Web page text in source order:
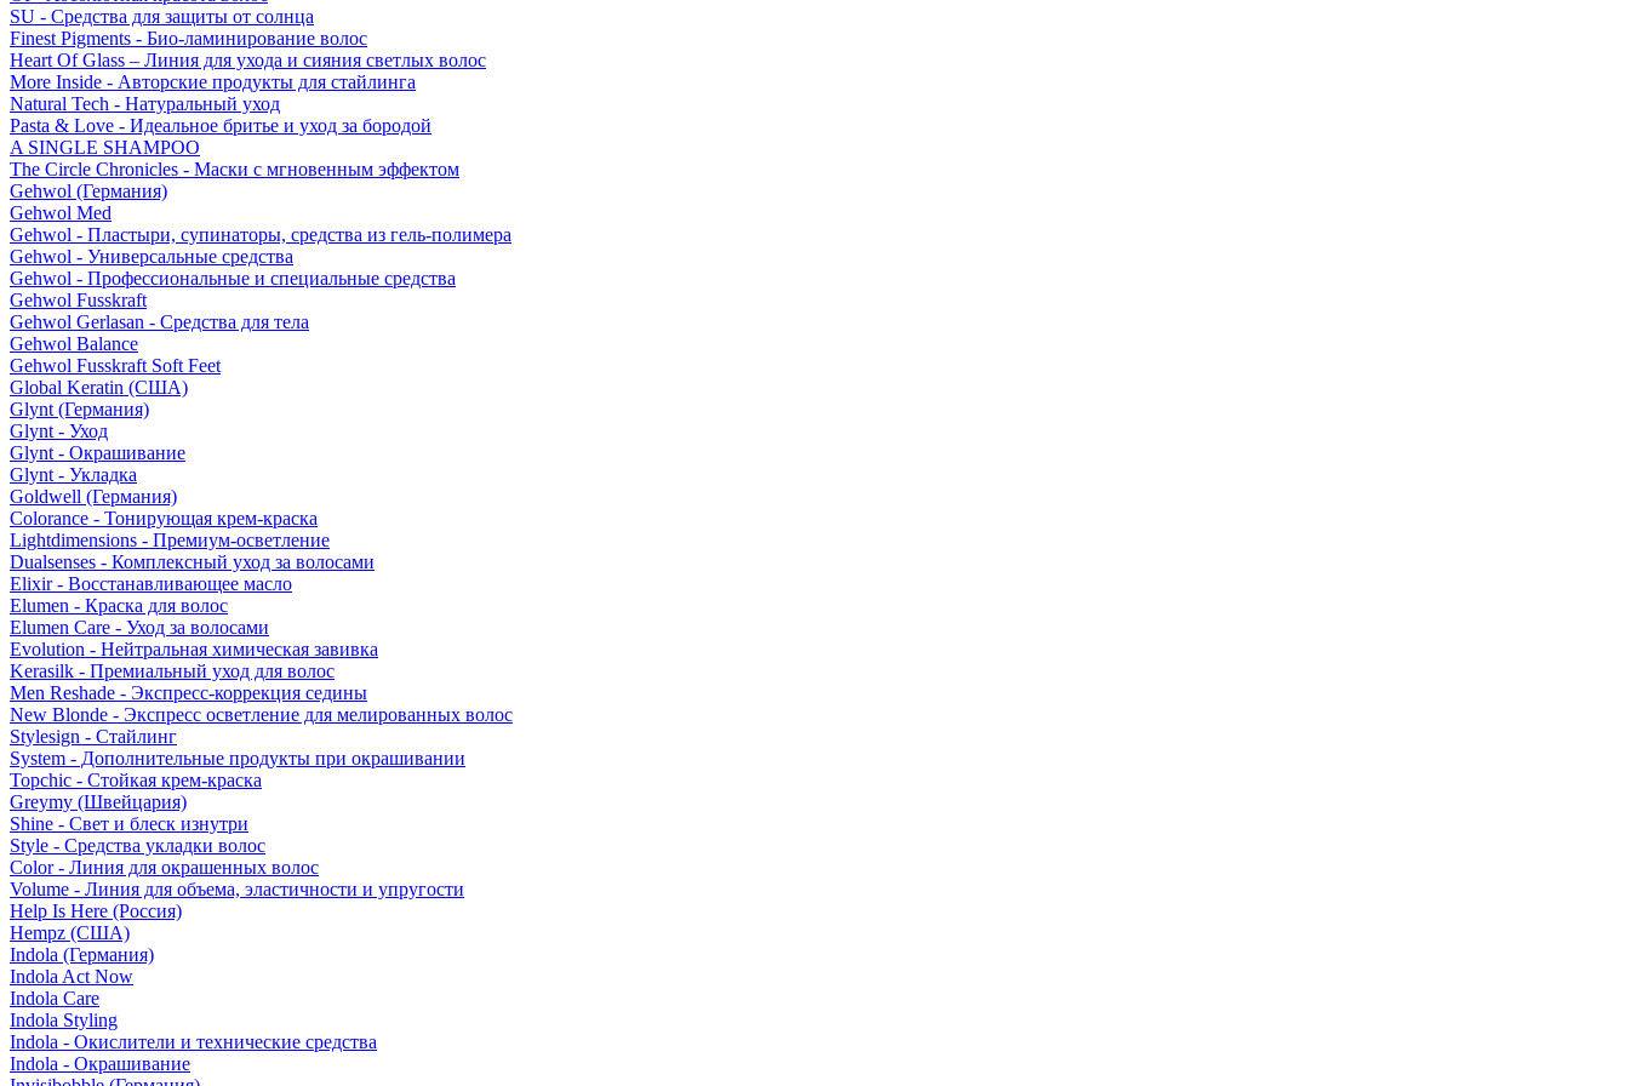
SU - Средства для защиты от солнца
Finest Pigments - Био-ламинирование волос
Heart Of Glass – Линия для ухода и сияния светлых волос
More Inside - Авторские продукты для стайлинга
Natural Tech - Натуральный уход
Pasta & Love - Идеальное бритье и уход за бородой
A SINGLE SHAMPOO
The Circle Chronicles - Маски с мгновенным эффектом
Gehwol (Германия)
Gehwol Med
Gehwol - Пластыри, супинаторы, средства из гель-полимера
Gehwol - Универсальные средства
Gehwol - Профессиональные и специальные средства
Gehwol Fusskraft
Gehwol Gerlasan - Средства для тела
Gehwol Balance
Gehwol Fusskraft Soft Feet
Global Keratin (США)
Glynt (Германия)
Glynt - Уход
Glynt - Окрашивание
Glynt - Укладка
Goldwell (Германия)
Colorance - Тонирующая крем-краска
Lightdimensions - Премиум-осветление
Dualsenses - Комплексный уход за волосами
Elixir - Восстанавливающее масло
Elumen - Краска для волос
Elumen Care - Уход за волосами
Evolution - Нейтральная химическая завивка
Kerasilk - Премиальный уход для волос
Men Reshade - Экспресс-коррекция седины
New Blonde - Экспресс осветление для мелированных волос
Stylesign - Стайлинг
System - Дополнительные продукты при окрашивании
Topchic - Стойкая крем-краска
Greymy (Швейцария)
Shine - Свет и блеск изнутри
Style - Средства укладки волос
Color - Линия для окрашенных волос
Volume - Линия для объема, эластичности и упругости
Help Is Here (Россия)
Hempz (США)
Indola (Германия)
Indola Act Now
Indola Care
Indola Styling
Indola - Окислители и технические средства
Indola - Окрашивание